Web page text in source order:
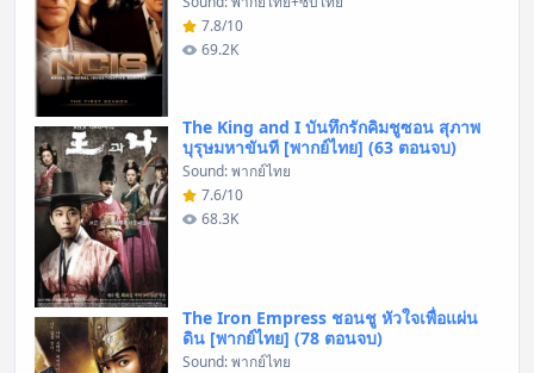
7.8/10
69.2K
The King and I บันทึกรักคิมชูซอน สุภาพ
บุรุษมหาขันที [พากย์ไทย] (63 ตอนจบ)
Sound: พากย์ไทย
7.6/10
68.3K
The Iron Empress ชอนชู หัวใจเพื่อแผ่น
ดิน [พากย์ไทย] (78 ตอนจบ)
Sound: พากย์ไทย